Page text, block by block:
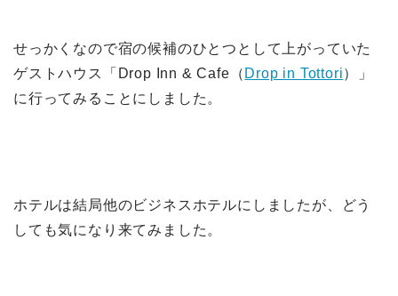
せっかくなので宿の候補のひとつとして上がっていた
ゲストハウス「Drop Inn & Cafe（ Drop in Tottori）」
に行ってみることにしました。
ホテルは結局他のビジネスホテルにしましたが、どう
しても気になり来てみました。